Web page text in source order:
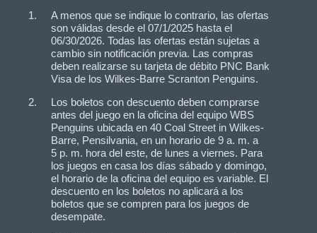
A menos que se indique lo contrario, las ofertas
son válidas desde el 07/1/2025 hasta el
06/30/2026. Todas las ofertas están sujetas a
cambio sin notificación previa. Las compras
deben realizarse su tarjeta de débito PNC Bank
Visa de los Wilkes-Barre Scranton Penguins.
Los boletos con descuento deben comprarse
antes del juego en la oficina del equipo WBS
Penguins ubicada en 40 Coal Street in Wilkes-
Barre, Pensilvania, en un horario de 9 a. m. a
5 p. m. hora del este, de lunes a viernes. Para
los juegos en casa los días sábado y domingo,
el horario de la oficina del equipo es variable. El
descuento en los boletos no aplicará a los
boletos que se compren para los juegos de
desempate.